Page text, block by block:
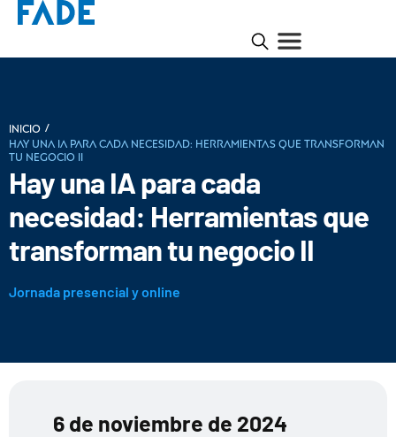
INICIO /
Hay una IA para cada necesidad: Herramientas que transforman
tu negocio II
Hay una IA para cada
necesidad: Herramientas que
transforman tu negocio II
Jornada presencial y online
6 de noviembre de 2024